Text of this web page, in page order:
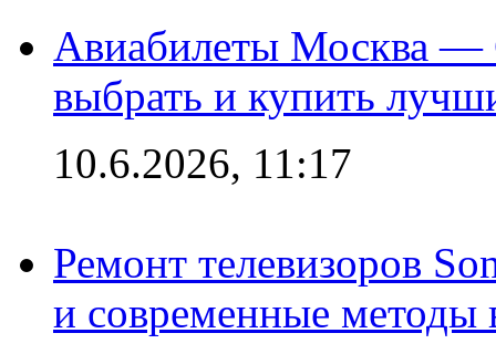
Авиабилеты Москва —
выбрать и купить
10.6.2026, 11:17
Ремонт телевизоров
и современные методы